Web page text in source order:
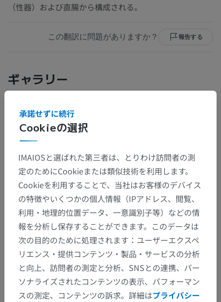
（性器）および直腸から構成される。
この翻訳に問題がありますか？ 報告する
ギャラリー
Cookieの選択
承諾せずに続行
IMAIOSと選ばれた第三者は、とりわけ訪問者の測
定のためにCookieまたは類似技術を利用します。
Cookieを利用することで、当社はお客様のデバイス
の特徴やいくつかの個人情報（IPアドレス、閲覧、
利用・地理的位置データ、一意識別子等）などの情
報を分析し保存することができます。このデータは
次の目的のために処理されます：ユーザーエクスペ
リエンス・提供コンテンツ・製品・サービスの分析
と向上、訪問者の測定と分析、SNSとの連携、パー
ソナライズされたコンテンツの表示、パフォーマン
スの測定、コンテンツの訴求。詳細はプライバシー